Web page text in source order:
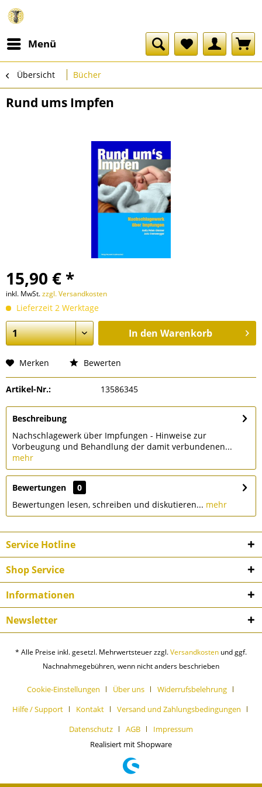
Menü
Übersicht Bücher
Rund ums Impfen
15,90 € *
inkl. MwSt.zzgl. Versandkosten
Lieferzeit 2 Werktage
In den Warenkorb
Merken Bewerten
Artikel-Nr.: 13586345
Beschreibung
Nachschlagewerk über Impfungen - Hinweise zur
Vorbeugung und Behandlung der damit verbundenen...
mehr
Bewertungen
0
Bewertungen lesen, schreiben und diskutieren... mehr
Service Hotline
Shop Service
Informationen
Newsletter
* Alle Preise inkl. gesetzl. Mehrwertsteuer zzgl.Versandkosten und ggf.
Nachnahmegebühren, wenn nicht anders beschrieben
Cookie-Einstellungen Über uns
Widerrufsbelehrung
Hilfe / Support
Kontakt
Versand und Zahlungsbedingungen
Datenschutz
AGB
Impressum
Realisiert mit Shopware